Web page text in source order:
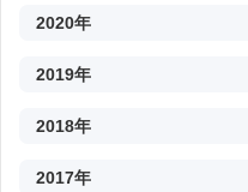
2020年
2019年
2018年
2017年